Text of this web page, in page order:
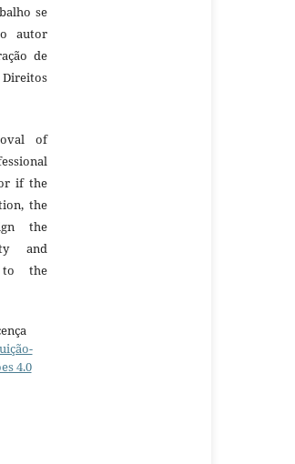
se
autor
de
of
if the
the
the
and
to the
4.0